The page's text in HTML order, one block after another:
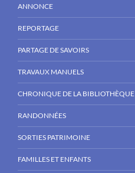
ANNONCE
REPORTAGE
PARTAGE DE SAVOIRS
TRAVAUX MANUELS
CHRONIQUE DE LA BIBLIOTHÈQUE
RANDONNÉES
SORTIES PATRIMOINE
FAMILLES ET ENFANTS